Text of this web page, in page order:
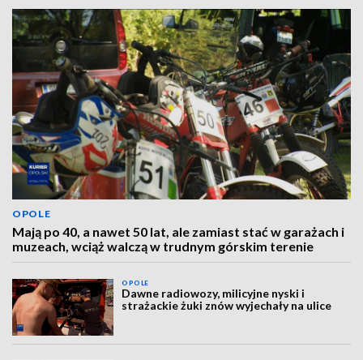
OPOLE
Mają po 40, a nawet 50 lat, ale zamiast stać w garażach i
muzeach, wciąż walczą w trudnym górskim terenie
OPOLE
Dawne radiowozy, milicyjne nyski i
strażackie żuki znów wyjechały na ulice